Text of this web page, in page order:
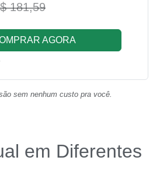
181,59
AGORA
sem nenhum custo pra você.
em Diferentes